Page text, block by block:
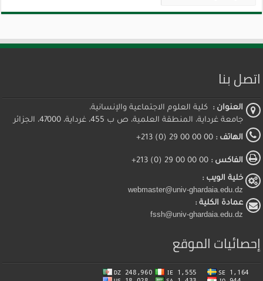
اتصل بنا
العنوان : كلية العلوم الاجتماعية والإنسانية،
جامعة غرداية، المنطقة العلمية، ص ب 455، غرداية، 47000، الجزائر
الهاتف : 00 00 00 29 (0) 213+
الفاكس : 00 00 00 29 (0) 213+
خلية الويب :
webmaster@univ-ghardaia.edu.dz
عمادة الكلية :
fssh@univ-ghardaia.edu.dz
إحصائيات الموقع